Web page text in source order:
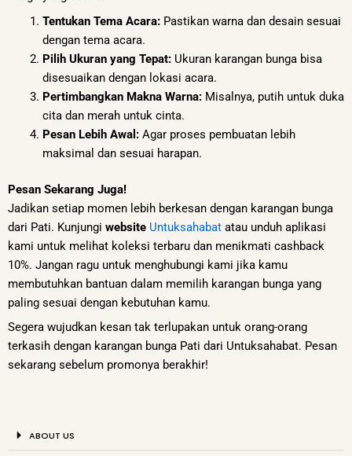
Tentukan Tema Acara:Pastikan warna dan desain sesuai
dengan tema acara.
Pilih Ukuran yang Tepat:Ukuran karangan bunga bisa
disesuaikan dengan lokasi acara.
Pertimbangkan Makna Warna:Misalnya, putih untuk duka
cita dan merah untuk cinta.
Pesan Lebih Awal:Agar proses pembuatan lebih
maksimal dan sesuai harapan.
Pesan Sekarang Juga!
Jadikan setiap momen lebih berkesan dengan karangan bunga
dari Pati. Kunjungi website Untuksahabat atau unduh aplikasi
kami untuk melihat koleksi terbaru dan menikmati cashback
10%. Jangan ragu untuk menghubungi kami jika kamu
membutuhkan bantuan dalam memilih karangan bunga yang
paling sesuai dengan kebutuhan kamu.
Segera wujudkan kesan tak terlupakan untuk orang-orang
terkasih dengan karangan bunga Pati dari Untuksahabat. Pesan
sekarang sebelum promonya berakhir!
ABOUT US